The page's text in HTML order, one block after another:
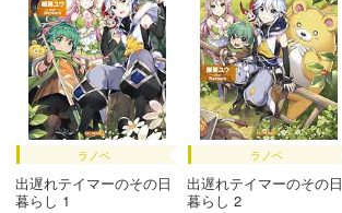
ラノベ
出遅れテイマーのその日
暮らし 1
ラノベ
出遅れテイマーのその日
暮らし 2